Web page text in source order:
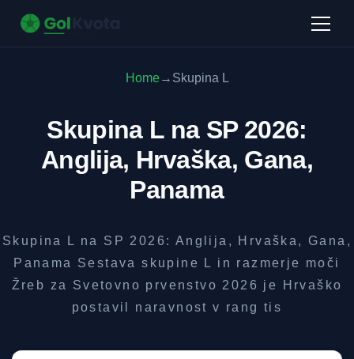
Home→ Skupina L
Skupina L na SP 2026:
Anglija, Hrvaška, Gana,
Panama
Skupina L na SP 2026: Anglija, Hrvaška, Gana,
Panama Sestava skupine L in razmerje moči
Žreb za Svetovno prvenstvo 2026 je Hrvaško
postavil naravnost v rang tis